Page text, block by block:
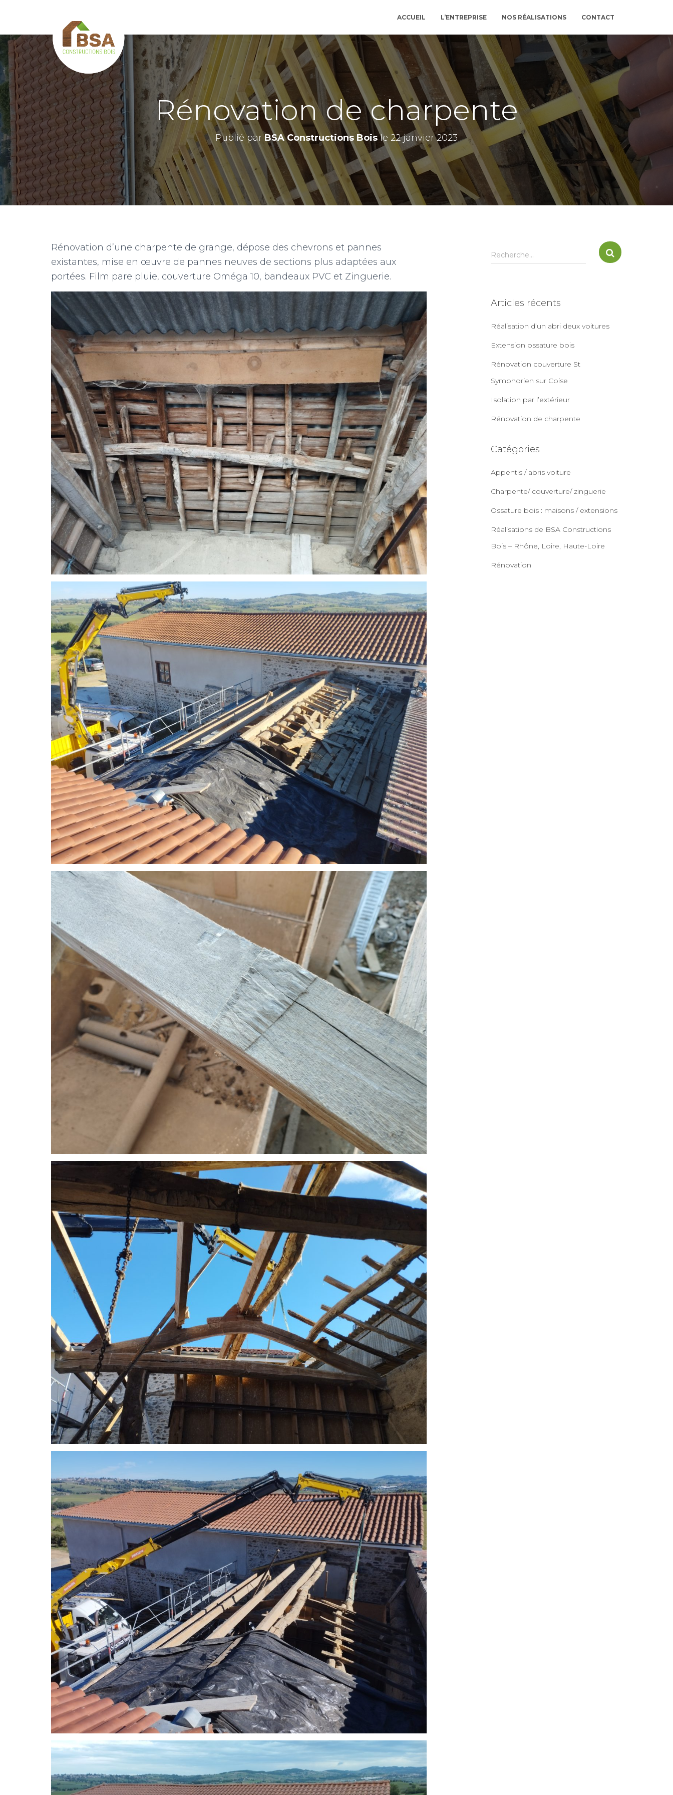
ACCUEIL L’ENTREPRISE NOS RÉALISATIONS CONTACT
Rénovation de charpente
Publié parBSA Constructions Boisle 22 janvier 2023
Rénovation d’une charpente de grange, dépose des chevrons et pannes
existantes, mise en œuvre de pannes neuves de sections plus adaptées aux
portées. Film pare pluie, couverture Oméga 10, bandeaux PVC et Zinguerie.
R
e
r
h
r
Recherche…
Articles récents
Réalisation d’un abri deux voitures
Extension ossature bois
Rénovation couverture St
Symphorien sur Coise
Isolation par l’extérieur
Rénovation de charpente
Catégories
Appentis / abris voiture
Charpente/ couverture/ zinguerie
Ossature bois : maisons / extensions
Réalisations de BSA Constructions
Bois – Rhône, Loire, Haute-Loire
Rénovation